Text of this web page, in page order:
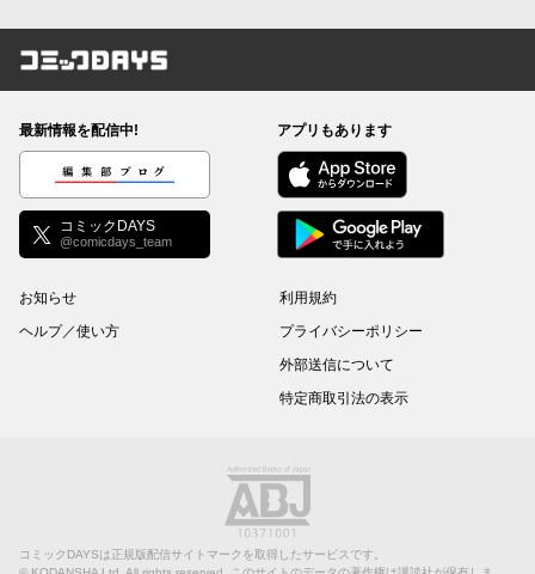
コミックDAYS
最新情報を配信中!
編集部ブログ
コミックDAYS
@comicdays_team
アプリもあります
お知らせ
ヘルプ／使い方
利用規約
プライバシーポリシー
外部送信について
特定商取引法の表示
コミックDAYSは正規版配信サイトマークを取得したサービスです。